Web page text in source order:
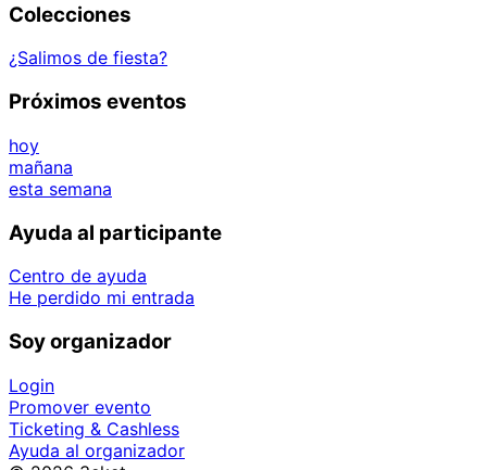
Colecciones
¿Salimos de fiesta?
Próximos eventos
hoy
mañana
esta semana
Ayuda al participante
Centro de ayuda
He perdido mi entrada
Soy organizador
Login
Promover evento
Ticketing & Cashless
Ayuda al organizador